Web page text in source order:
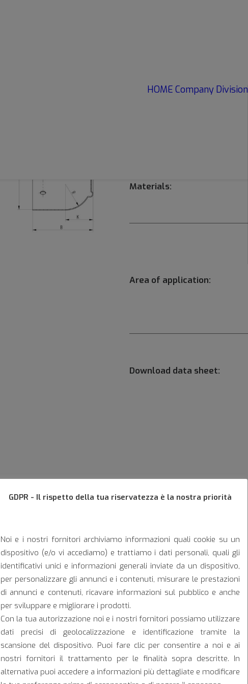
HOME Company Division
Materials:
Area of application:
Download data sheet:
IEC/MEC 56 Type T/MP
GDPR - Il rispetto della tua riservatezza è la nostra priorità
Noi e i nostri fornitori archiviamo informazioni quali cookie su un
dispositivo (e/o vi accediamo) e trattiamo i dati personali, quali gli
identificativi unici e informazioni generali inviate da un dispositivo,
per personalizzare gli annunci e i contenuti, misurare le prestazioni
di annunci e contenuti, ricavare informazioni sul pubblico e anche
per sviluppare e migliorare i prodotti.
Con la tua autorizzazione noi e i nostri fornitori possiamo utilizzare
dati precisi di geolocalizzazione e identificazione tramite la
scansione del dispositivo. Puoi fare clic per consentire a noi e ai
nostri fornitori il trattamento per le finalità sopra descritte. In
alternativa puoi accedere a informazioni più dettagliate e modificare